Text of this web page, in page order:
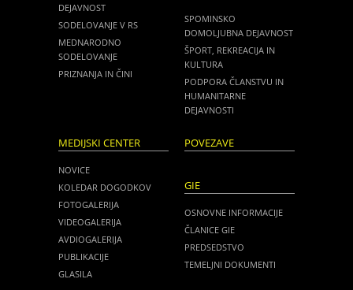
DEJAVNOST
SODELOVANJE V RS
MEDNARODNO
SODELOVANJE
PRIZNANJA IN ČINI
SPOMINSKO
DOMOLJUBNA DEJAVNOST
ŠPORT, REKREACIJA IN
KULTURA
PODPORA ČLANSTVU IN
HUMANITARNE
DEJAVNOSTI
MEDIJSKI CENTER
NOVICE
KOLEDAR DOGODKOV
FOTOGALERIJA
VIDEOGALERIJA
AVDIOGALERIJA
PUBLIKACIJE
GLASILA
POVEZAVE
GIE
OSNOVNE INFORMACIJE
ČLANICE GIE
PREDSEDSTVO
TEMELJNI DOKUMENTI